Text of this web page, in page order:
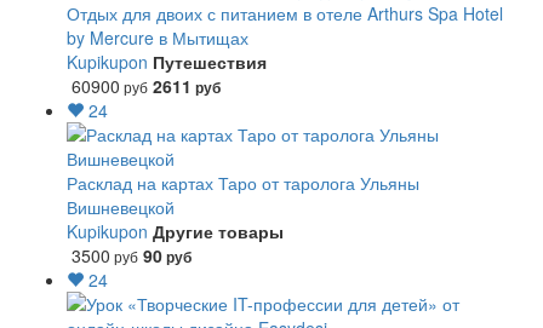
Отдых для двоих с питанием в отеле Arthurs Spa Hotel
by Mercure в Мытищах
Kupikupon Путешествия
60900 руб 2611 руб
24
Расклад на картах Таро от таролога Ульяны
Вишневецкой
Kupikupon Другие товары
3500 руб 90руб
24